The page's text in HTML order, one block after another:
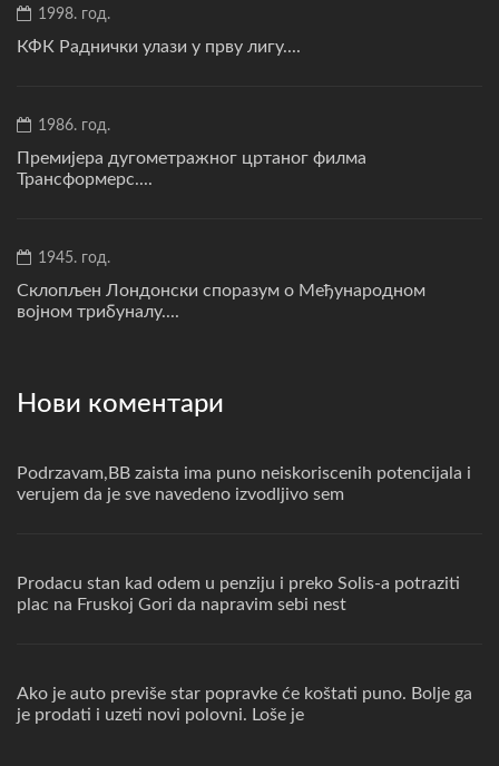
1998. год.
КФК Раднички улази у прву лигу....
1986. год.
Премијера дугометражног цртаног филма
Трансформерс....
1945. год.
Склопљен Лондонски споразум о Међународном
војном трибуналу....
Нови коментари
Podrzavam,BB zaista ima puno neiskoriscenih potencijala i
verujem da je sve navedeno izvodljivo sem
Prodacu stan kad odem u penziju i preko Solis-a potraziti
plac na Fruskoj Gori da napravim sebi nest
Ako je auto previše star popravke će koštati puno. Bolje ga
je prodati i uzeti novi polovni. Loše je